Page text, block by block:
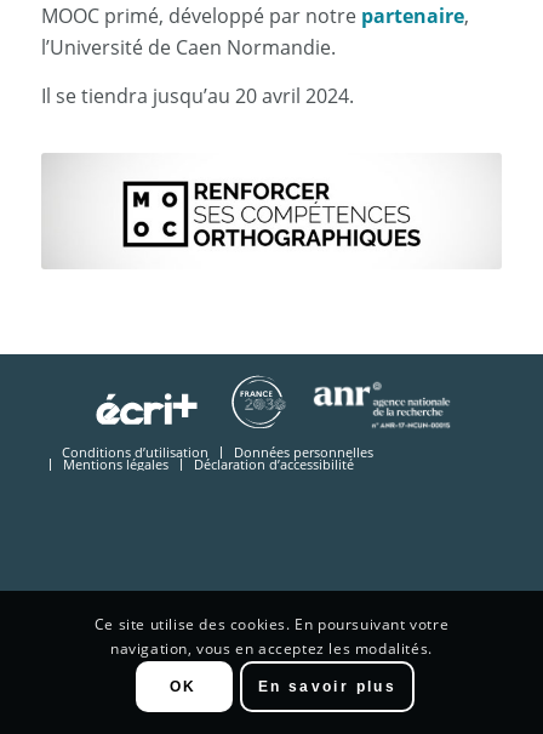
MOOC primé, développé par notre partenaire,
l’Université de Caen Normandie.
Il se tiendra jusqu’au 20 avril 2024.
Conditions d’utilisation Données personnelles
Mentions légales Déclaration d’accessibilité
Ce site utilise des cookies. En poursuivant votre
navigation, vous en acceptez les modalités.
OK En savoir plus